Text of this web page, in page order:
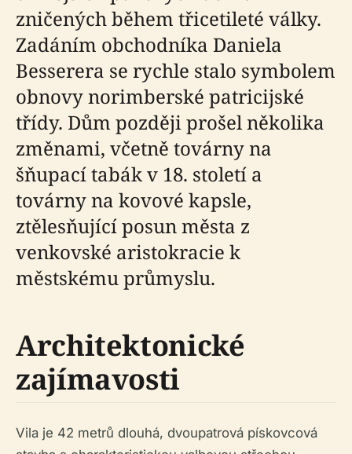
zničených během třicetileté války.
Zadáním obchodníka Daniela
Besserera se rychle stalo symbolem
obnovy norimberské patricijské
třídy. Dům později prošel několika
změnami, včetně továrny na
šňupací tabák v 18. století a
továrny na kovové kapsle,
ztělesňující posun města z
venkovské aristokracie k
městskému průmyslu.
Architektonické
zajímavosti
Vila je 42 metrů dlouhá, dvoupatrová pískovcová